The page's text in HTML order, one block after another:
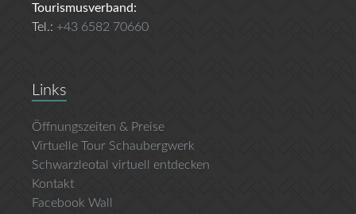
Tourismusverband:
Tel.: +43 6582 70660
Links
Öffnungszeiten & Preise
Virtuelle Tour Schaubergwerk
Schwarzleotal virtuell entdecken
Kontakt
Facebook Wall